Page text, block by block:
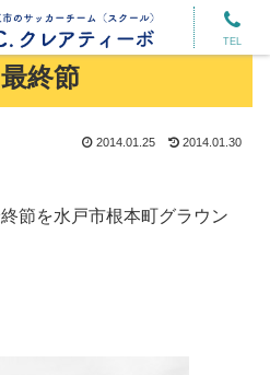
終節
2014.01.25 2014.01.30
節を水戸市根本町グラウン
TEL